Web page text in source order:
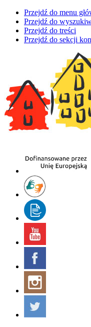
Przejdź do menu
Przejdź do
Przejdź do treści
Przejdź do sekcji